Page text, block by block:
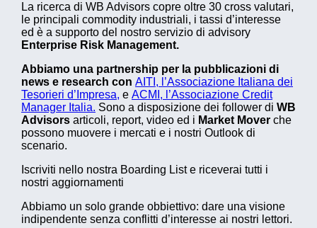
La ricerca di WB Advisors copre oltre 30 cross valutari,
le principali commodity industriali, i tassi d’interesse
ed è a supporto del nostro servizio di advisory
Enterprise Risk Management.
Abbiamo una partnership per la pubblicazioni di
news e research con AITI, l’Associazione Italiana dei
Tesorieri d’Impresa, e ACMI, l’Associazione Credit
Manager Italia. Sono a disposizione dei follower di WB
Advisors articoli, report, video ed i Market Mover che
possono muovere i mercati e i nostri Outlook di
scenario.
Iscriviti nello nostra Boarding List e riceverai tutti i
nostri aggiornamenti
Abbiamo un solo grande obbiettivo: dare una visione
indipendente senza conflitti d’interesse ai nostri lettori.